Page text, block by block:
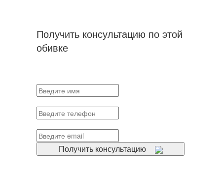
Получить консультацию по этой
обивке
Получить консультацию